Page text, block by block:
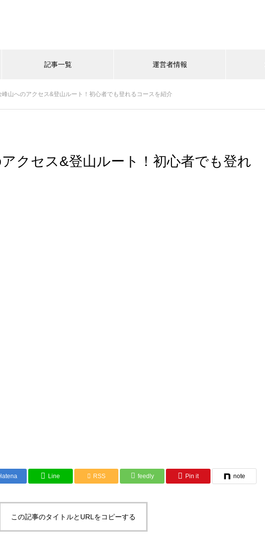
記事一覧 運営者情報
峰山へのアクセス&登山ルート！初心者でも登れるコースを紹介
クセス&登山ルート！初心者でも登れ
Line RSS feedly Pin it note
この記事のタイトルとURLをコピーする